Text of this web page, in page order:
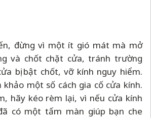
đừng vì một ít gió mát mà mở
và chốt chặt cửa, tránh trường
bị bật chốt, vỡ kính nguy hiểm.
một số cách gia cố cửa kính.
hãy kéo rèm lại, vì nếu cửa kính
có một tấm màn giúp bạn che